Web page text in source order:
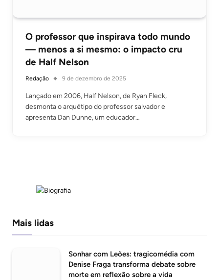
O professor que inspirava todo mundo
— menos a si mesmo: o impacto cru
de Half Nelson
Redação 9 de dezembro de 2025
Lançado em 2006, Half Nelson, de Ryan Fleck,
desmonta o arquétipo do professor salvador e
apresenta Dan Dunne, um educador…
Mais lidas
Sonhar com Leões: tragicomédia com
Denise Fraga transforma debate sobre
morte em reflexão sobre a vida